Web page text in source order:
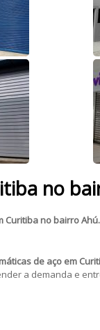
no
Curitiba no bairro Ahú.
de aço em
a demanda e